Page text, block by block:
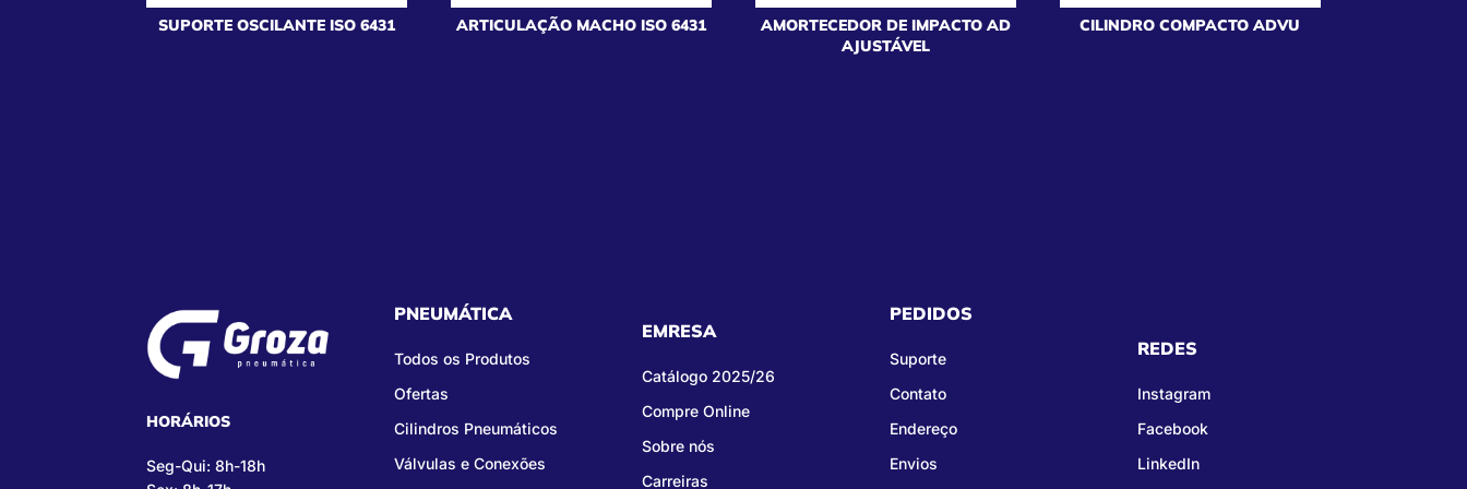
SUPORTE OSCILANTE ISO 6431 ARTICULAÇÃO MACHO ISO 6431
AMORTECEDOR DE IMPACTO AD
AJUSTÁVEL
CILINDRO COMPACTO ADVU
HORÁRIOS
Seg-Qui: 8h-18h
PNEUMÁTICA
Todos os Produtos
Ofertas
Cilindros Pneumáticos
Válvulas e Conexões
EMRESA
Catálogo 2025/26
Compre Online
Sobre nós
Carreiras
PEDIDOS
Suporte
Contato
Endereço
Envios
REDES
Instagram
Facebook
LinkedIn